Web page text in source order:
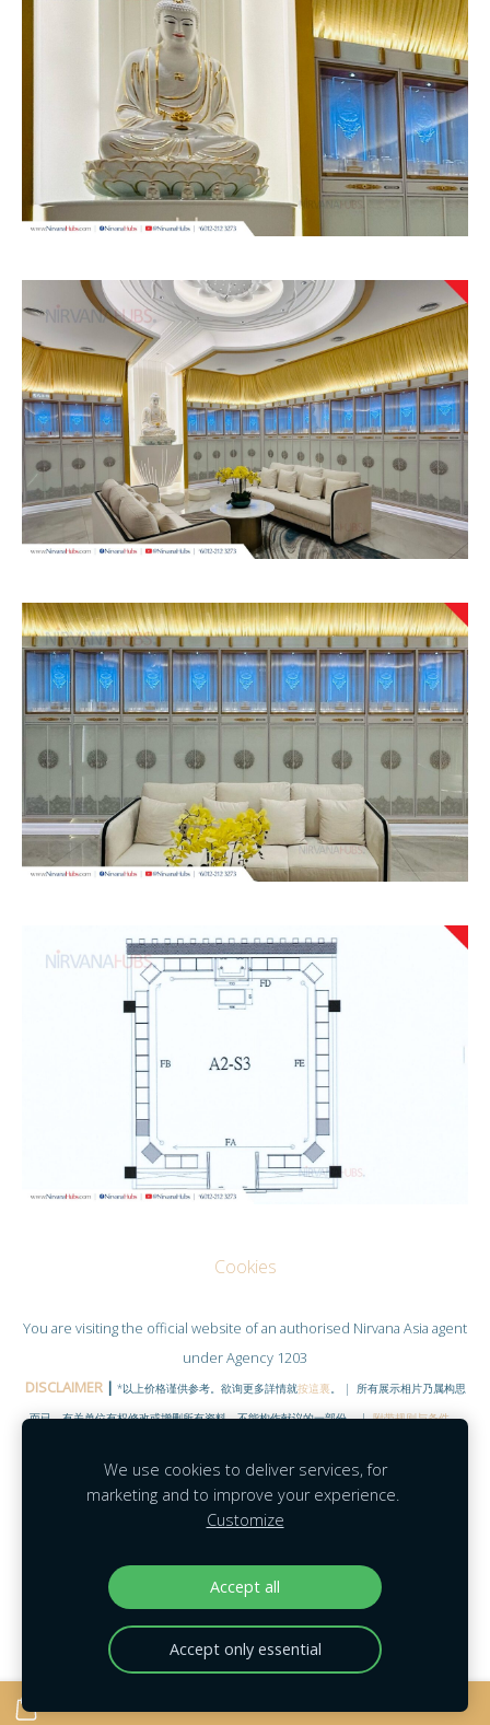
Cookies
You are visiting the official website of an authorised Nirvana Asia agent
under Agency 1203
DISCLAIMER| *以上价格谨供参考。欲询更多詳情就按這裏 。 | 所有展示相片乃属构思
而已，有关单位有权修改或增删所有资料。不能构作献议的一部份。 |附带规则与条件。
Facebook |Contact
Agent Portal |Mobility
Feedback
We use cookies to deliver services, for
marketing and to improve your experience.
Customize
Accept all
Accept only essential